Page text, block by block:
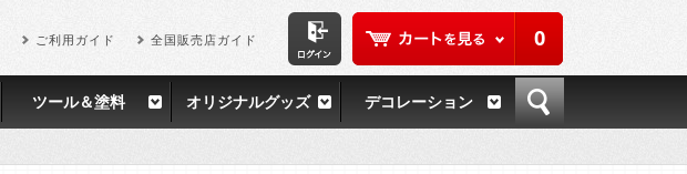
0
ご利用ガイド 全国販売店ガイド
ツール＆塗料 オリジナルグッズ デコレーション